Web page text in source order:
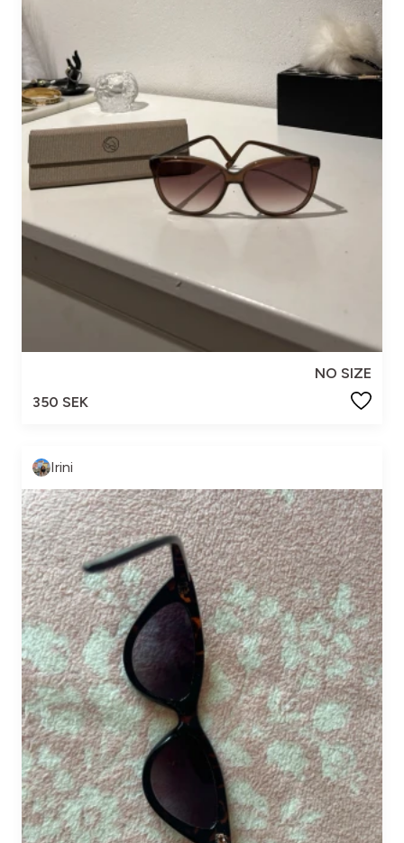
NO SIZE
350 SEK
Irini